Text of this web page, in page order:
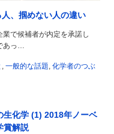
、掴めない人の違い
で候補者が内定を承諾し
あっ…
, 一般的な話題, 化学者のつぶ
生化学 (1) 2018年ノーベ
賞解説